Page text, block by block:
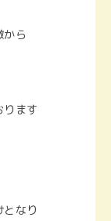
ら
ます
なり